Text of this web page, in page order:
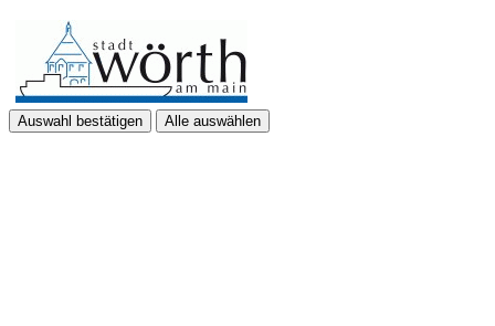
Auswahl bestätigen Alle auswählen